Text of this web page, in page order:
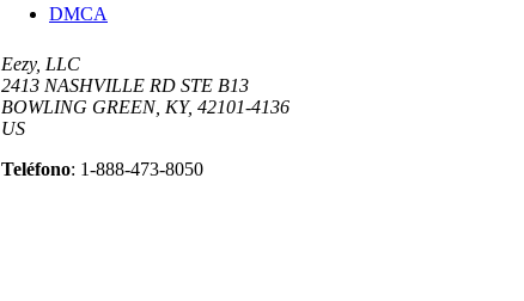
DMCA
Eezy, LLC
2413 NASHVILLE RD STE B13
BOWLING GREEN, KY, 42101-4136
US
Teléfono: 1-888-473-8050